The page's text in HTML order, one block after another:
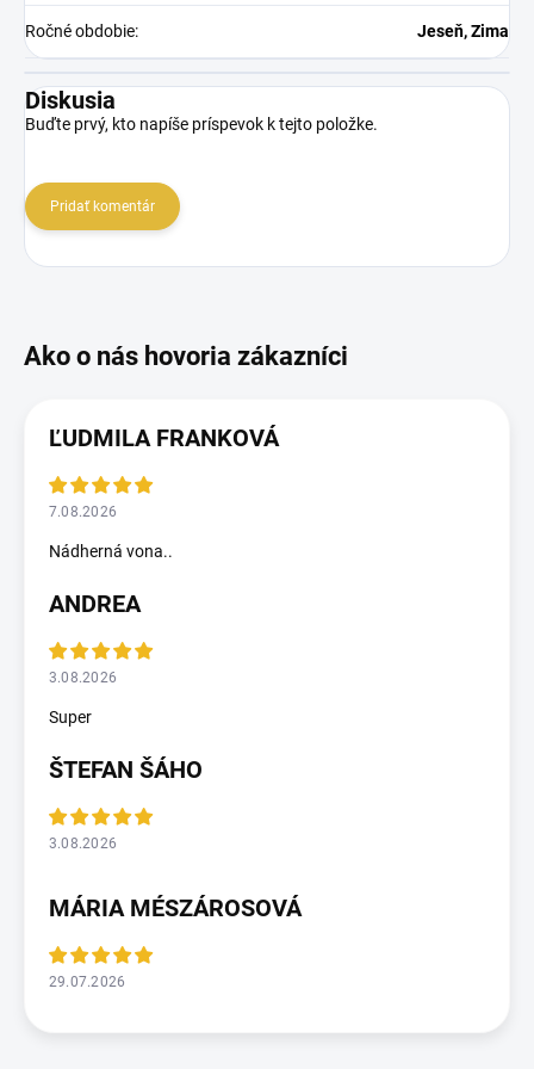
Ročné obdobie: Jeseň, Zima
Diskusia
Buďte prvý, kto napíše príspevok k tejto položke.
Pridať komentár
ĽUDMILA FRANKOVÁ
7.08.2026
Nádherná vona..
ANDREA
3.08.2026
Super
ŠTEFAN ŠÁHO
3.08.2026
MÁRIA MÉSZÁROSOVÁ
29.07.2026